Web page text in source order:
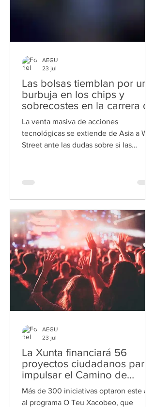
Las bolsas tiemblan por una
burbuja en los chips y
sobrecostes en la carrera de
la IA
La venta masiva de acciones
tecnológicas se extiende de Asia a Wall
Street ante las dudas sobre si las
teoría del caos suele resumirse en una
tornado en Texas». La imagen del
efecto mariposa sirve también para
describir el pánico vivido en las bolsas
mundiales durante los últimos días: un
temblor en Taiwán ha sacudido Wall
Street. Esta
AEGU
23 jul
La Xunta financiará 56
proyectos ciudadanos para
impulsar el Camino de
Santiago antes del Xacobeo
2027
Más de 300 iniciativas optaron este año
al programa O Teu Xacobeo, que
AEGU
23 jul